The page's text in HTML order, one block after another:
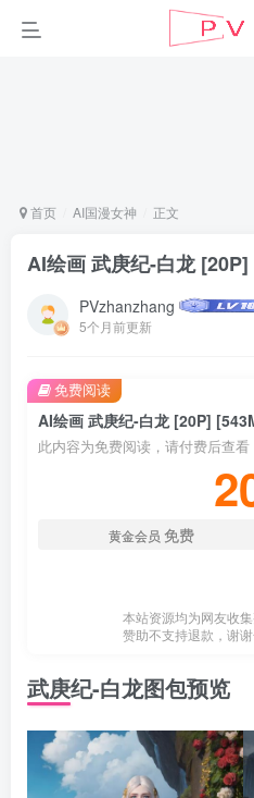
首页 AI国漫女神 正文
AI绘画 武庚纪-白龙
PVzhanzhang
5个月前更新
AI绘画 武庚纪-白龙 [20P]
此内容为免费阅读，请付费后查看
黄金会员 免费
本站资源均为网友收
赞助不支持退款，谢
免费阅读
武庚纪-白龙图包预览